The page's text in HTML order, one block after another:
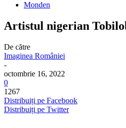
Monden
Artistul nigerian
De către
Imaginea României
-
octombrie 16, 2022
0
1267
Distribuiți pe Facebook
Distribuiți pe Twitter